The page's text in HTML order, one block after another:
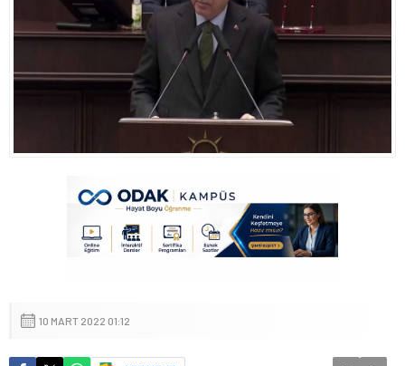
10 MART 2022 01:12